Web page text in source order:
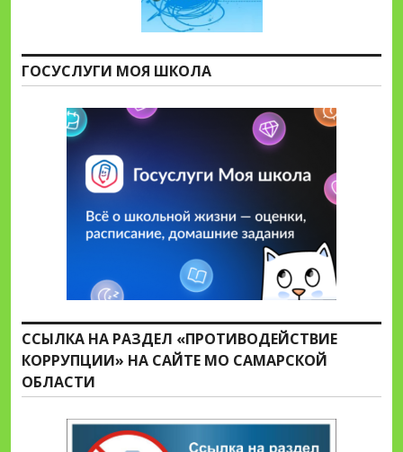
ГОСУСЛУГИ МОЯ ШКОЛА
ССЫЛКА НА РАЗДЕЛ «ПРОТИВОДЕЙСТВИЕ
КОРРУПЦИИ» НА САЙТЕ МО САМАРСКОЙ
ОБЛАСТИ